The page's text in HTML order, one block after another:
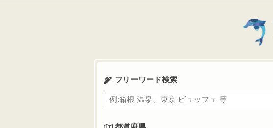
フリーワード検索